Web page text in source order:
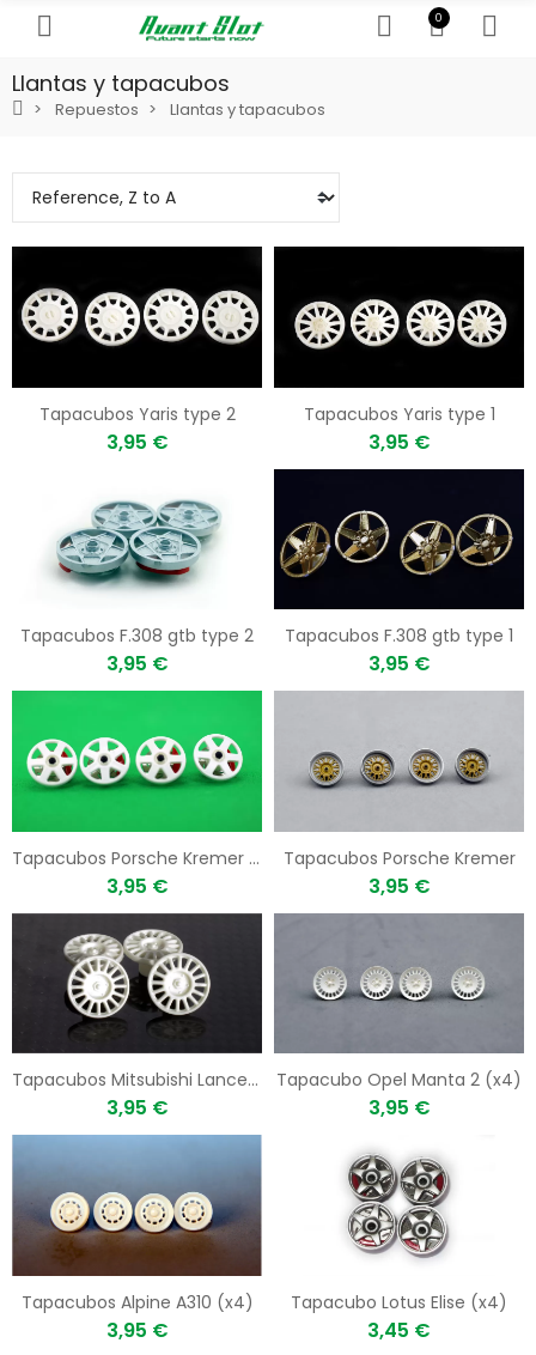
0
Llantas y tapacubos
Repuestos Llantas y tapacubos
Tapacubos Yaris type 2
3,95 €
Tapacubos Yaris type 1
3,95 €
Tapacubos F.308 gtb type 2
3,95 €
Tapacubos F.308 gtb type 1
3,95 €
Tapacubos Porsche Kremer Type 2
3,95 €
Tapacubos Porsche Kremer
3,95 €
Tapacubos Mitsubishi Lancer Racing
3,95 €
Tapacubo Opel Manta 2 (x4)
3,95 €
Tapacubos Alpine A310 (x4)
3,95 €
Tapacubo Lotus Elise (x4)
3,45 €